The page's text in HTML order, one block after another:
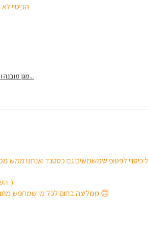
הכיסוי
MOFT Float Folio Case for iPad - מגן מובנה ומעמ...
כיסויי לפטופ שמשמשים גם כסטנד ואנחנו ממש
השירות מאריאל היה מעולה! הוא מקצועי, זמין ונעים :)
ממליצה בחום לכל מי שמחפש מתנה יפה ושימושית, או שפשוט רוצה לפנק את עצמו 🙃